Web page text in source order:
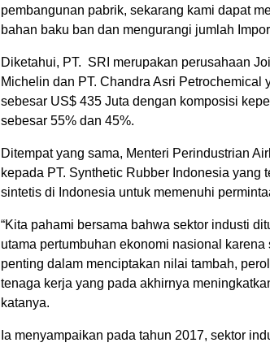
pembangunan pabrik, sekarang kami dapat
bahan baku ban dan mengurangi jumlah
Diketahui, PT. SRI merupakan perusahaan
Michelin dan PT. Chandra Asri Petrochemical
sebesar US$ 435 Juta dengan komposisi
sebesar 55% dan 45%.
Ditempat yang sama, Menteri Perindustrian
kepada PT. Synthetic Rubber Indonesia yang
sintetis di Indonesia untuk memenuhi
“Kita pahami bersama bahwa sektor industi
utama pertumbuhan ekonomi nasional karena
penting dalam menciptakan nilai tambah,
tenaga kerja yang pada akhirnya
katanya.
Ia menyampaikan pada tahun 2017, sektor